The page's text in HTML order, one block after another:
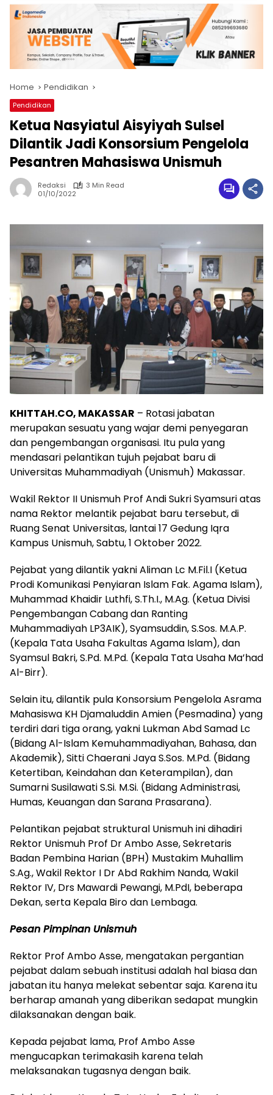
Home Pendidikan
Pendidikan
Ketua Nasyiatul Aisyiyah Sulsel
Dilantik Jadi Konsorsium Pengelola
Pesantren Mahasiswa Unismuh
Redaksi
3 Min Read
01/10/2022
KHITTAH.CO, MAKASSAR – Rotasi jabatan
merupakan sesuatu yang wajar demi penyegaran
dan pengembangan organisasi. Itu pula yang
mendasari pelantikan tujuh pejabat baru di
Universitas Muhammadiyah (Unismuh) Makassar.
Wakil Rektor II Unismuh Prof Andi Sukri Syamsuri atas
nama Rektor melantik pejabat baru tersebut, di
Ruang Senat Universitas, lantai 17 Gedung Iqra
Kampus Unismuh, Sabtu, 1 Oktober 2022.
Pejabat yang dilantik yakni Aliman Lc M.Fil.I (Ketua
Prodi Komunikasi Penyiaran Islam Fak. Agama Islam),
Muhammad Khaidir Luthfi, S.Th.I., M.Ag. (Ketua Divisi
Pengembangan Cabang dan Ranting
Muhammadiyah LP3AIK), Syamsuddin, S.Sos. M.A.P.
(Kepala Tata Usaha Fakultas Agama Islam), dan
Syamsul Bakri, S.Pd. M.Pd. (Kepala Tata Usaha Ma’had
Al-Birr).
Selain itu, dilantik pula Konsorsium Pengelola Asrama
Mahasiswa KH Djamaluddin Amien (Pesmadina) yang
terdiri dari tiga orang, yakni Lukman Abd Samad Lc
(Bidang Al-Islam Kemuhammadiyahan, Bahasa, dan
Akademik), Sitti Chaerani Jaya S.Sos. M.Pd. (Bidang
Ketertiban, Keindahan dan Keterampilan), dan
Sumarni Susilawati S.Si. M.Si. (Bidang Administrasi,
Humas, Keuangan dan Sarana Prasarana).
Pelantikan pejabat struktural Unismuh ini dihadiri
Rektor Unismuh Prof Dr Ambo Asse, Sekretaris
Badan Pembina Harian (BPH) Mustakim Muhallim
S.Ag., Wakil Rektor I Dr Abd Rakhim Nanda, Wakil
Rektor IV, Drs Mawardi Pewangi, M.PdI, beberapa
Dekan, serta Kepala Biro dan Lembaga.
Pesan Pimpinan Unismuh
Rektor Prof Ambo Asse, mengatakan pergantian
pejabat dalam sebuah institusi adalah hal biasa dan
jabatan itu hanya melekat sebentar saja. Karena itu
berharap amanah yang diberikan sedapat mungkin
dilaksanakan dengan baik.
Kepada pejabat lama, Prof Ambo Asse
mengucapkan terimakasih karena telah
melaksanakan tugasnya dengan baik.